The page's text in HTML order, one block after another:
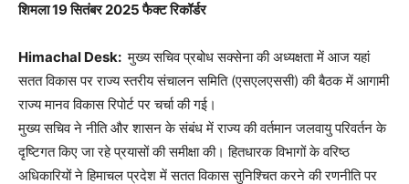
शिमला 19 सितंबर 2025 फैक्ट रिकॉर्डर
Himachal Desk: मुख्य सचिव प्रबोध सक्सेना की अध्यक्षता में आज यहां
सतत विकास पर राज्य स्तरीय संचालन समिति (एसएलएससी) की बैठक में आगामी
राज्य मानव विकास रिपोर्ट पर चर्चा की गई।
मुख्य सचिव ने नीति और शासन के संबंध में राज्य की वर्तमान जलवायु परिवर्तन के
दृष्टिगत किए जा रहे प्रयासों की समीक्षा की। हितधारक विभागों के वरिष्ठ
अधिकारियों ने हिमाचल प्रदेश में सतत विकास सुनिश्चित करने की रणनीति पर